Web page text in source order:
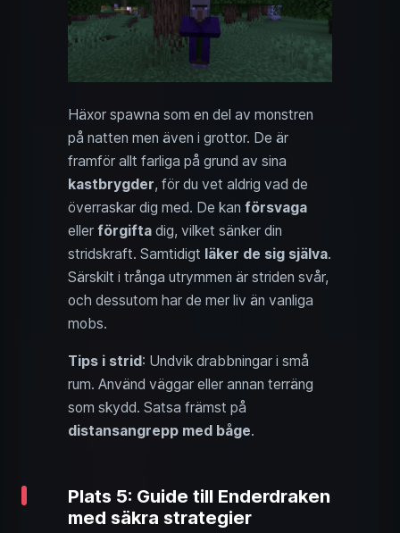
Häxor spawna som en del av monstren
på natten men även i grottor. De är
framför allt farliga på grund av sina
kastbrygder, för du vet aldrig vad de
överraskar dig med. De kan försvaga
eller förgifta dig, vilket sänker din
stridskraft. Samtidigt läker de sig själva.
Särskilt i trånga utrymmen är striden svår,
och dessutom har de mer liv än vanliga
mobs.
Tips i strid: Undvik drabbningar i små
rum. Använd väggar eller annan terräng
som skydd. Satsa främst på
distansangrepp med båge.
Plats 5: Guide till Enderdraken
med säkra strategier